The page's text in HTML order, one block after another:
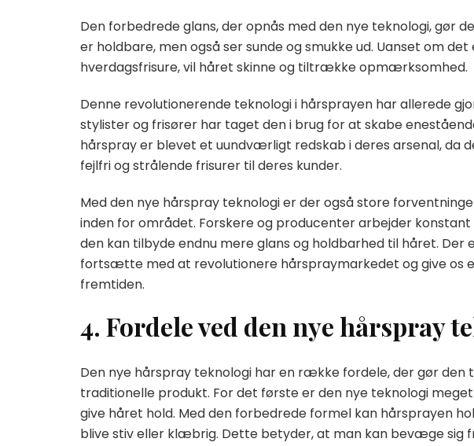
Den forbedrede glans, der opnås med den nye teknologi, gør
er holdbare, men også ser sunde og smukke ud. Uanset om
hverdagsfrisure, vil håret skinne og tiltrække opmærksomhed.
Denne revolutionerende teknologi i hårsprayen har allerede
stylister og frisører har taget den i brug for at skabe
hårspray er blevet et uundværligt redskab i deres arsenal, da
fejlfri og strålende frisurer til deres kunder.
Med den nye hårspray teknologi er der også store
inden for området. Forskere og producenter arbejder
den kan tilbyde endnu mere glans og holdbarhed til håret. Der
fortsætte med at revolutionere hårspraymarkedet og give os
fremtiden.
4. Fordele ved den nye hårspray
Den nye hårspray teknologi har en række fordele, der gør den
traditionelle produkt. For det første er den nye teknologi
give håret hold. Med den forbedrede formel kan hårsprayen
blive stiv eller klæbrig. Dette betyder, at man kan bevæge sig